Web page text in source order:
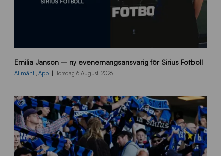
0
0
0
0
_
E
J
Emilia Janson – ny evenemangsansvarig för Sirius Fotboll
Allmänt , App Torsdag 6 Augusti 2026